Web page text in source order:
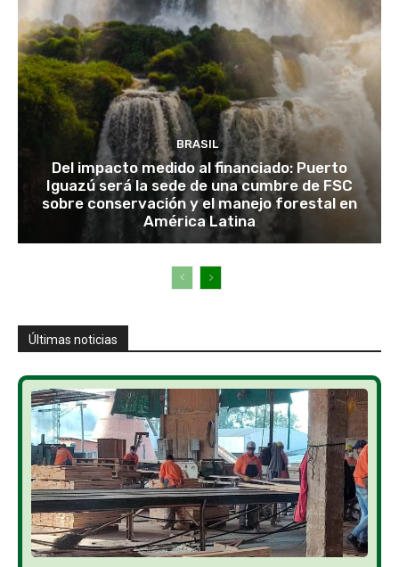
BRASIL
Del impacto medido al financiado: Puerto
Iguazú será la sede de una cumbre de FSC
sobre conservación y el manejo forestal en
América Latina
Últimas noticias